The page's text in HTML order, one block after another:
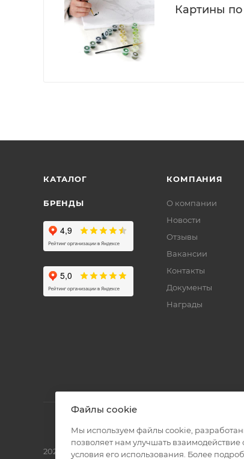
Картины по
КАТАЛОГ
БРЕНДЫ
КОМПАНИЯ
О компании
Новости
Отзывы
Вакансии
Контакты
Документы
Награды
2026 © Полиграф кит - интернет-магазин
Файлы cookie
Мы используем файлы cookie,
позволяет нам улучшать
условия его использования. Более